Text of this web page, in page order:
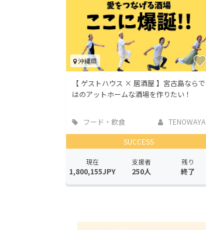
沖縄県
【 ゲストハウス × 居酒屋 】宮古島ならで
はのアットホームな酒場を作りたい！
フード・飲食
店
TENOWAYA
SUCCESS
現在
1,800,155JPY
支援者
250人
残り
終了